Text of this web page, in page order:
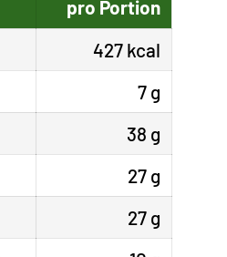
pro Portion
427 kcal
7 g
38 g
27 g
27 g